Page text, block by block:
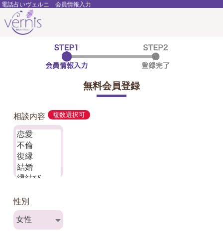
電話占いヴェルニ 会員情報入力
無料会員登録
相談内容 複数選択可
性別